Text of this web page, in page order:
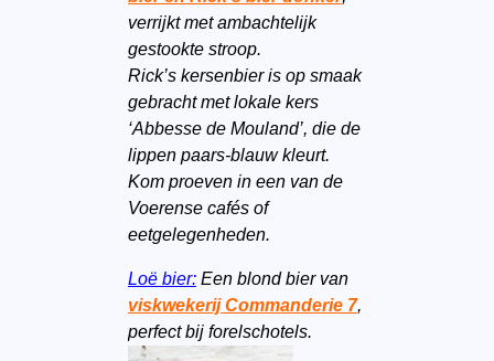
verrijkt met ambachtelijk
gestookte stroop.
Rick’s kersenbier is op smaak
gebracht met lokale kers
‘Abbesse de Mouland’, die de
lippen paars-blauw kleurt.
Kom proeven in een van de
Voerense cafés of
eetgelegenheden.
Loë bier:Een blond bier van
viskwekerij Commanderie 7,
perfect bij forelschotels.